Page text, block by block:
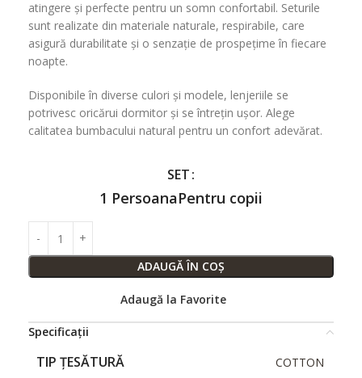
atingere și perfecte pentru un somn confortabil. Seturile
sunt realizate din materiale naturale, respirabile, care
asigură durabilitate și o senzație de prospețime în fiecare
noapte.
Disponibile în diverse culori și modele, lenjeriile se
potrivesc oricărui dormitor și se întrețin ușor. Alege
calitatea bumbacului natural pentru un confort adevărat.
SET
1 PersoanaPentru copii
ADAUGĂ ÎN COȘ
Adaugă la Favorite
Specificații
TIP ȚESĂTURĂ COTTON